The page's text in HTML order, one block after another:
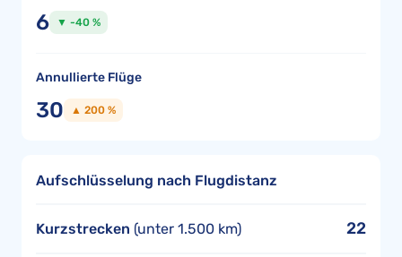
6 ▼ -40 %
Annullierte Flüge
30 ▲ 200 %
Aufschlüsselung nach Flugdistanz
Kurzstrecken (unter 1.500 km) 22